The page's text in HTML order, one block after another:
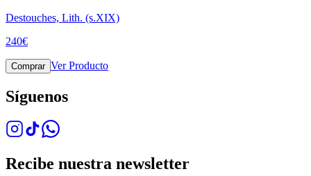
Destouches, Lith. (s.XIX)
240€
Comprar Ver Producto
Síguenos
Recibe nuestra newsletter